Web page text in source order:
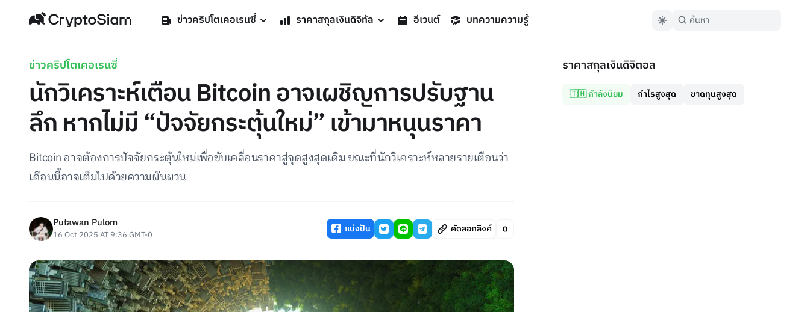
ข่าวคริปโตเคอเรนซี่ ราคาสกุลเงินดิจิทัล อีเวนต์ บทความความรู้
ข่าวคริปโตเคอเรนซี่
นักวิเคราะห์เตือน Bitcoin อาจเผชิญการปรับฐาน
ลึก หากไม่มี “ปัจจัยกระตุ้นใหม่” เข้ามาหนุนราคา
Bitcoin อาจต้องการปัจจัยกระตุ้นใหม่เพื่อขับเคลื่อนราคาสู่จุดสูงสุดเดิม ขณะที่นักวิเคราะห์หลายรายเตือนว่า
เดือนนี้อาจเต็มไปด้วยความผันผวน
Putawan Pulom
16 Oct 2025 AT 9:36 GMT-0 แบ่งปัน คัดลอกลิงค์
ราคาสกุลเงินดิจิตอล
🇹🇭 กำลังนิยม กำไรสูงสุด ขาดทุนสูงสุด